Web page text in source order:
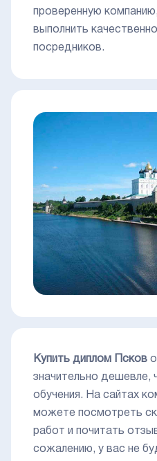
проверенную
выполнить
посредников.
Купить диплом Псков
значительно дешевле,
обучения. На сайтах
можете посмотреть
работ и почитать
сожалению, у вас не